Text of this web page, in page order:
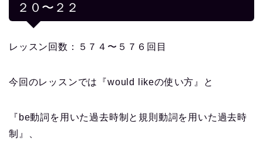
２０〜２２
レッスン回数：５７４〜５７６回目
今回のレッスンでは『would likeの使い方』と
『be動詞を用いた過去時制と規則動詞を用いた過去時
制』、